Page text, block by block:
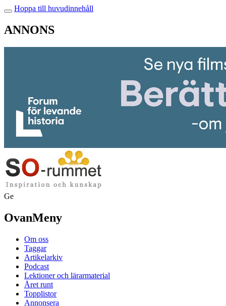
Hoppa till huvudinnehåll
ANNONS
Ge
OvanMeny
Om oss
Taggar
Artikelarkiv
Podcast
Lektioner och lärarmaterial
Året runt
Topplistor
Annonsera